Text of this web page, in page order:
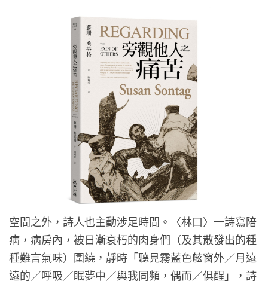
空間之外，詩人也主動涉足時間。〈林口〉一詩寫陪
病，病房內，被日漸衰朽的肉身們（及其散發出的種
種難言氣味）圍繞，靜時「聽見霧藍色舷窗外／月遠
遠的／呼吸／眠夢中／與我同頻，偶而／俱醒」，詩